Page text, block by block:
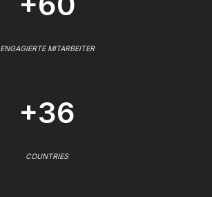
ENGAGIERTE MITARBEITER
+36
COUNTRIES